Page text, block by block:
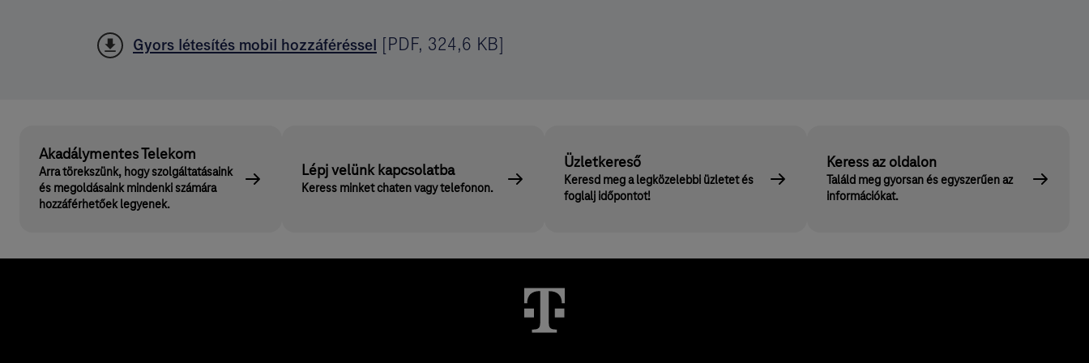
Gyors létesítés mobil hozzáféréssel [PDF, 324,6 KB]
Akadálymentes Telekom
Arra törekszünk, hogy szolgáltatásaink
és megoldásaink mindenki számára
hozzáférhetőek legyenek.
Lépj velünk kapcsolatba
Keress minket chaten vagy telefonon.
Üzletkereső
Keresd meg a legközelebbi üzletet és
foglalj időpontot!
Keress az oldalon
Találd meg gyorsan és egyszerűen az
információkat.